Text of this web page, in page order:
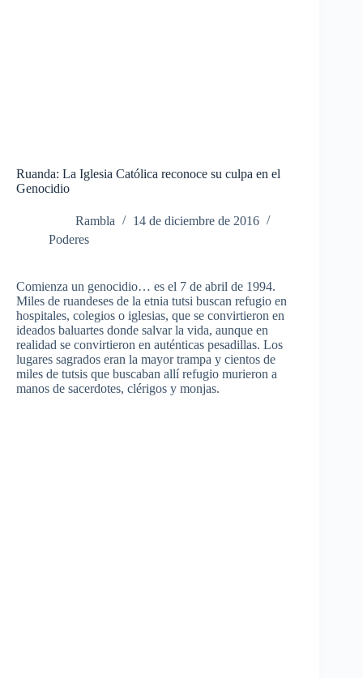
Ruanda: La Iglesia Católica reconoce su culpa en el
Genocidio
Rambla
14 de diciembre de 2016
Poderes
Comienza un genocidio… es el 7 de abril de 1994.
Miles de ruandeses de la etnia tutsi buscan refugio en
hospitales, colegios o iglesias, que se convirtieron en
ideados baluartes donde salvar la vida, aunque en
realidad se convirtieron en auténticas pesadillas. Los
lugares sagrados eran la mayor trampa y cientos de
miles de tutsis que buscaban allí refugio murieron a
manos de sacerdotes, clérigos y monjas.